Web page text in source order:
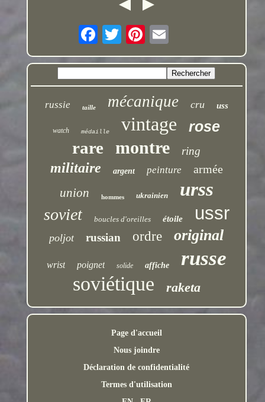
russie taille mécanique cru uss
watch médaille vintage rose
rare montre ring
militaire argent peinture armée
union hommes ukrainien urss
soviet boucles d'oreilles étoile ussr
poljot russian ordre original
wrist poignet solide affiche russe
soviétique raketa
Page d'accueil
Nous joindre
Déclaration de confidentialité
Termes d'utilisation